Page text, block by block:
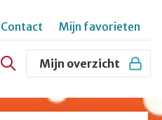
Secundair
menu
Contact Mijn favorieten
Mijn overzicht